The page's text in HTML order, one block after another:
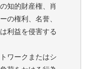
知的財産権、肖
の権利、名誉、
利益を侵害する
ワークまたはシ